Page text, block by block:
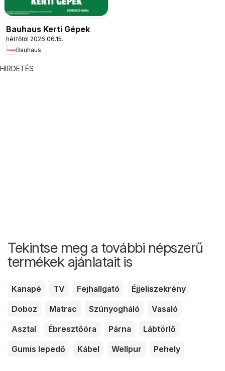
Bauhaus Kerti Gépek
hétfőtől 2026.06.15.
Bauhaus
HIRDETÉS
Tekintse meg a további népszerű
termékek ajánlatait is
Kanapé TV Fejhallgató
Éjjeliszekrény
Doboz
Matrac Szúnyogháló
Vasaló
Asztal
Ébresztőóra Párna
Lábtörlő
Gumis lepedő
Kábel Wellpur Pehely